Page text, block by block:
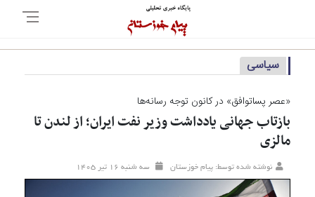
سیاسی
«عصر پساتوافق» در کانون توجه رسانه‌ها
بازتاب جهانی یادداشت وزیر نفت ایران؛ از لندن تا
مالزی
نوشته شده توسط: پیام خوزستان سه شنبه ۱۶ تير ۱۴۰۵